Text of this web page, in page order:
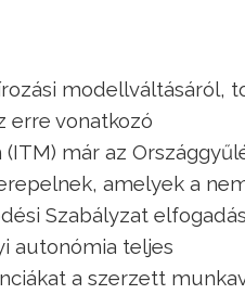
modellváltásáról,
erre vonatkozó
már az
amelyek a
Szabályzat
autonómia teljes
a szerzett